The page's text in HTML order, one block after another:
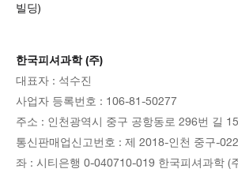
빌딩)
한국피셔과학 (주)
대표자 : 석수진
사업자 등록번호 : 106-81-50277
주소 : 인천광역시 중구 공항동로 296번 길
통신판매업신고번호 : 제 2018-인천 중구-
좌 : 시티은행 0-040710-019 한국피셔과학 (